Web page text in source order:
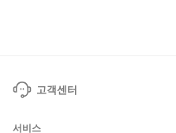
고객센터
서비스